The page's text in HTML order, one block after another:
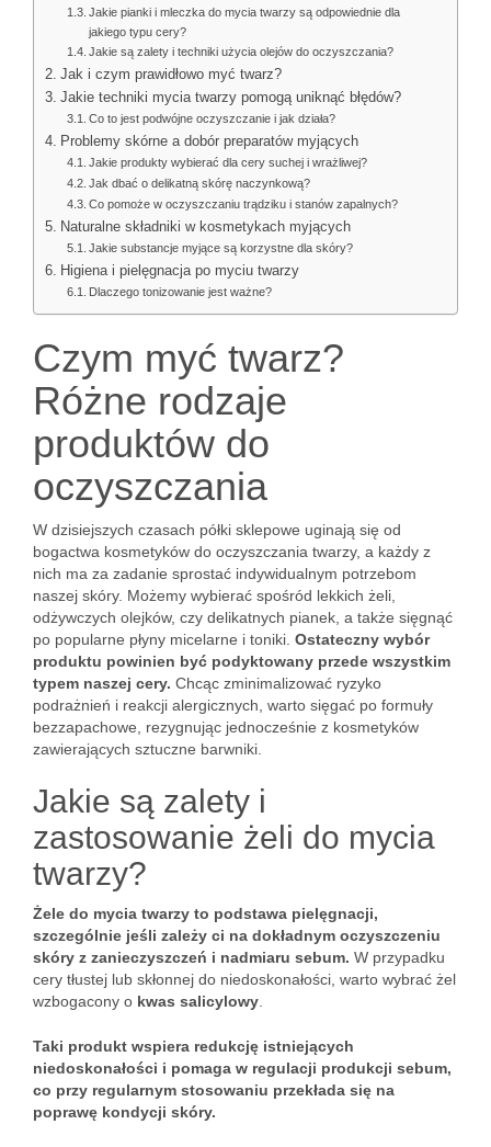
Jakie pianki i mleczka do mycia twarzy są odpowiednie dla
jakiego typu cery?
Jakie są zalety i techniki użycia olejów do oczyszczania?
Jak i czym prawidłowo myć twarz?
Jakie techniki mycia twarzy pomogą uniknąć błędów?
Co to jest podwójne oczyszczanie i jak działa?
Problemy skórne a dobór preparatów myjących
Jakie produkty wybierać dla cery suchej i wrażliwej?
Jak dbać o delikatną skórę naczynkową?
Co pomoże w oczyszczaniu trądziku i stanów zapalnych?
Naturalne składniki w kosmetykach myjących
Jakie substancje myjące są korzystne dla skóry?
Higiena i pielęgnacja po myciu twarzy
Dlaczego tonizowanie jest ważne?
Czym myć twarz?
Różne rodzaje
produktów do
oczyszczania
W dzisiejszych czasach półki sklepowe uginają się od
bogactwa kosmetyków do oczyszczania twarzy, a każdy z
nich ma za zadanie sprostać indywidualnym potrzebom
naszej skóry. Możemy wybierać spośród lekkich żeli,
odżywczych olejków, czy delikatnych pianek, a także sięgnąć
po popularne płyny micelarne i toniki. Ostateczny wybór
produktu powinien być podyktowany przede wszystkim
typem naszej cery. Chcąc zminimalizować ryzyko
podrażnień i reakcji alergicznych, warto sięgać po formuły
bezzapachowe, rezygnując jednocześnie z kosmetyków
zawierających sztuczne barwniki.
Jakie są zalety i
zastosowanie żeli do mycia
twarzy?
Żele do mycia twarzy to podstawa pielęgnacji,
szczególnie jeśli zależy ci na dokładnym oczyszczeniu
skóry z zanieczyszczeń i nadmiaru sebum. W przypadku
cery tłustej lub skłonnej do niedoskonałości, warto wybrać żel
wzbogacony o kwas salicylowy
Taki produkt wspiera redukcję istniejących
niedoskonałości i pomaga w regulacji produkcji sebum,
co przy regularnym stosowaniu przekłada się na
poprawę kondycji skóry.